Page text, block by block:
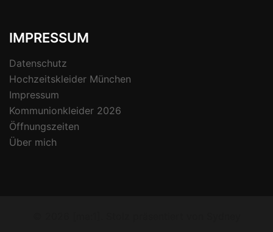
IMPRESSUM
Datenschutz
Hochzeitskleider München
Impressum
Kommunionkleider 2026
Öffnungszeiten
Über mich